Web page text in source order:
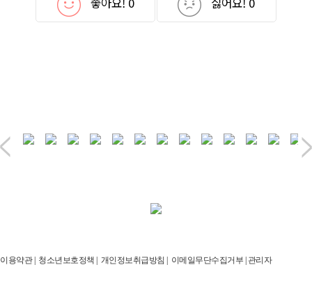
이용약관| 청소년보호정책 | 개인정보취급방침 | 이메일무단수집거부 | 관리자